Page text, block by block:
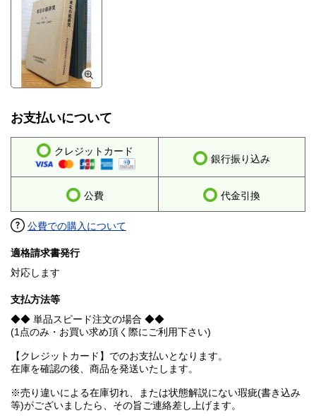
お支払いについて
クレジットカード
銀行振り込み
公費 代金引換
公費での購入について
適格請求書発行
対応します
支払方法等
◆◆ 単品スピード注文の場合 ◆◆
(1点のみ・お買い求め頂く際にご利用下さい)
【クレジットカード】でのお支払いとなります。
在庫を確認の後、商品を発送いたします。
※売り違いによる在庫切れ、または状態解説にない瑕疵(書き込み
等)がございましたら、その旨ご連絡差し上げます。